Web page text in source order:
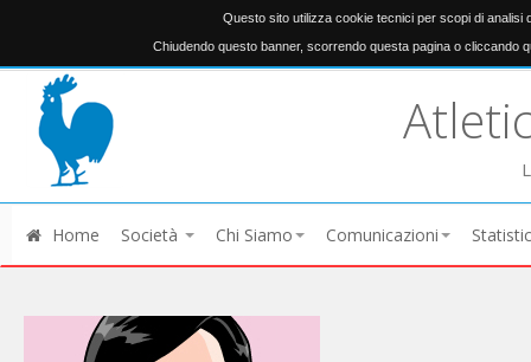
Questo sito utilizza cookie tecnici per scopi di analisi
Chiudendo questo banner, scorrendo questa pagina o cliccando
Home Società Chi Siamo Comunicazioni